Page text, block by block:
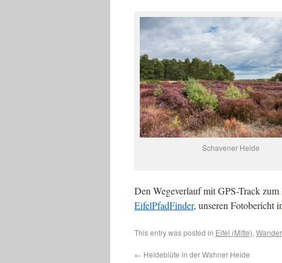
Schavener Heide
Den Wegeverlauf mit GPS-Track
EifelPfadFinder, unseren Fotobericht
This entry was posted in Eifel (Mitte),
← Heideblüte in der Wahner Heide